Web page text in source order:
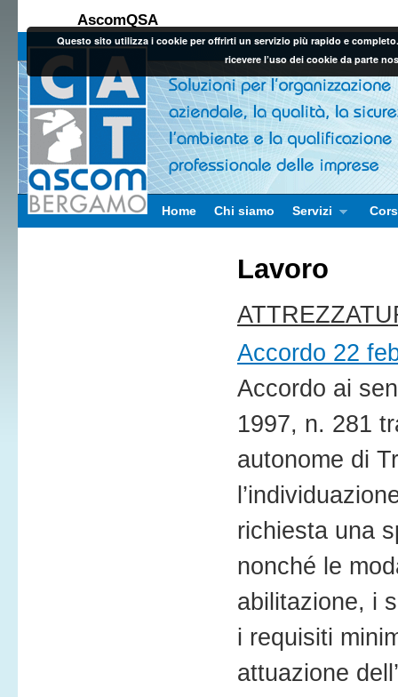
AscomQSA
Vai al contenuto principale
Vai al contenuto secondario
Home Chi siamo Servizi
Lavoro
Accordo 22
Accordo ai
1997, n. 281
autonome di
richiesta una
nonché le
abilitazione, i
i requisiti
attuazione
Questo sito utilizza i cookie per offrirti un servizio più rapido e
ricevere l’uso dei cookie da parte